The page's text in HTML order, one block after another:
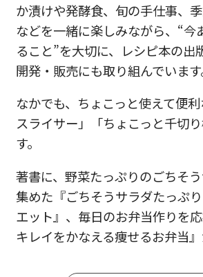
か漬けや発酵食、旬の手仕事、
などを一緒に楽しみながら、“今
ること”を大切に、
レシピ本の出
開発・販売にも取り組んでいます
なかでも、ちょこっと使えて便
スライサー」「ちょこっと千切
す。
著書に、野菜たっぷりのごちそ
集めた『ごちそうサラダたっぷ
エット』、毎日のお弁当作りを
キレイをかなえる痩せるお弁当』